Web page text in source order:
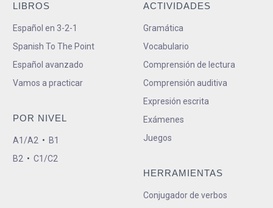
LIBROS
Español en 3-2-1
Spanish To The Point
Español avanzado
Vamos a practicar
POR NIVEL
A1/A2 • B1
B2 • C1/C2
ACTIVIDADES
Gramática
Vocabulario
Comprensión de lectura
Comprensión auditiva
Expresión escrita
Exámenes
Juegos
HERRAMIENTAS
Conjugador de verbos